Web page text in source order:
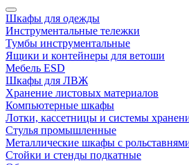
Шкафы для одежды
Инструментальные тележки
Тумбы инструментальные
Ящики и контейнеры для ветоши
Мебель ESD
Шкафы для ЛВЖ
Хранение листовых материалов
Компьютерные шкафы
Лотки, кассетницы и системы
Стулья промышленные
Металлические шкафы с
Стойки и стенды подкатные